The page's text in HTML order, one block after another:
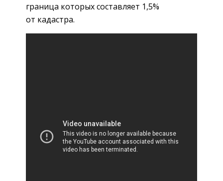
граница которых составляет 1,5%
от кадастра.